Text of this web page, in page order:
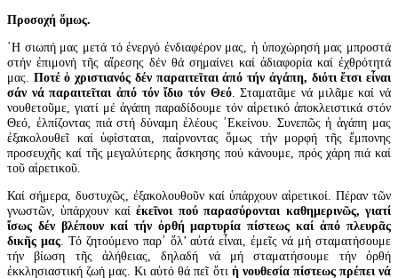
Προσοχή ὅμως.
῾Η σιωπή μας μετά τό ἐνεργό ἐνδιαφέρον μας, ἡ ὑποχώρησή μας μπροστά
στήν ἐπιμονή τῆς αἵρεσης δέν θά σημαίνει καί ἀδιαφορία καί ἐχθρότητά
μας. Ποτέ ὁ χριστιανός δέν παραιτεῖται ἀπό τήν ἀγάπη, διότι ἔτσι εἶναι
σάν νά παραιτεῖται ἀπό τόν ἴδιο τόν Θεό. Σταματᾶμε νά μιλᾶμε καί νά
νουθετοῦμε, γιατί μέ ἀγάπη παραδίδουμε τόν αἱρετικό ἀποκλειστικά στόν
Θεό, ἐλπίζοντας πιά στή δύναμη ἐλέους ᾽Εκείνου. Συνεπῶς ἡ ἀγάπη μας
ἐξακολουθεῖ καί ὑφίσταται, παίρνοντας ὅμως τήν μορφή τῆς ἔμπονης
προσευχῆς καί τῆς μεγαλύτερης ἄσκησης πού κάνουμε, πρός χάρη πιά καί
τοῦ αἱρετικοῦ.
Καί σήμερα, δυστυχῶς, ἐξακολουθοῦν καί ὑπάρχουν αἱρετικοί. Πέραν τῶν
γνωστῶν, ὑπάρχουν καίἐκεῖνοι πού παρασύρονται καθημερινῶς, γιατί
ἴσως δέν βλέπουν καί τήν ὀρθή μαρτυρία πίστεως καί ἀπό πλευρᾶς
δικῆς μας. Τό ζητούμενο παρ᾽ ὅλ’ αὐτά εἶναι, ἐμεῖς νά μή σταματήσουμε
τήν βίωση τῆς ἀλήθειας, δηλαδή νά μή σταματήσουμε τήν ὀρθή
ἐκκλησιαστική ζωή μας. Κι αὐτό θά πεῖ ὅτι ἡ νουθεσία πίστεως πρέπει νά